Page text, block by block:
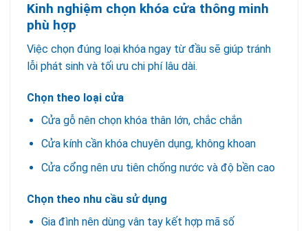
Kinh nghiệm chọn khóa cửa thông minh
phù hợp
Việc chọn đúng loại khóa ngay từ đầu sẽ giúp tránh
lỗi phát sinh và tối ưu chi phí lâu dài.
Chọn theo loại cửa
Cửa gỗ nên chọn khóa thân lớn, chắc chắn
Cửa kính cần khóa chuyên dụng, không khoan
Cửa cổng nên ưu tiên chống nước và độ bền cao
Chọn theo nhu cầu sử dụng
Gia đình nên dùng vân tay kết hợp mã số